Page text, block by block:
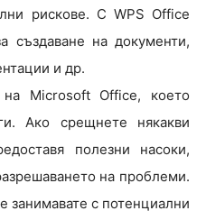
рискове. С WPS Office
създаване на документи,
и др.
Microsoft Office, което
Ако срещнете някакви
полезни насоки,
на проблеми.
занимавате с потенциални